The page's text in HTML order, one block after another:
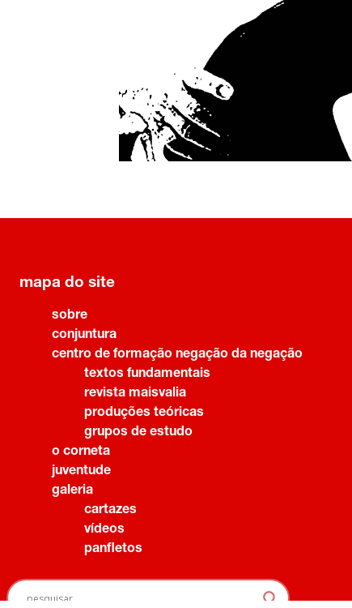
mapa do site
sobre
conjuntura
centro de formação negação da negação
textos fundamentais
revista maisvalia
produções teóricas
grupos de estudo
o corneta
juventude
galeria
cartazes
vídeos
panfletos